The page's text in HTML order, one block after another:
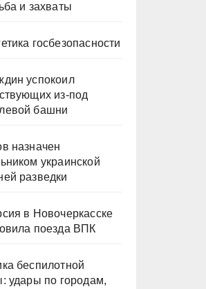
и захваты
госбезопасности
успокоил
из-под
башни
назначен
украинской
разведки
в Новочеркасске
поезда ВПК
беспилотной
удары по городам,